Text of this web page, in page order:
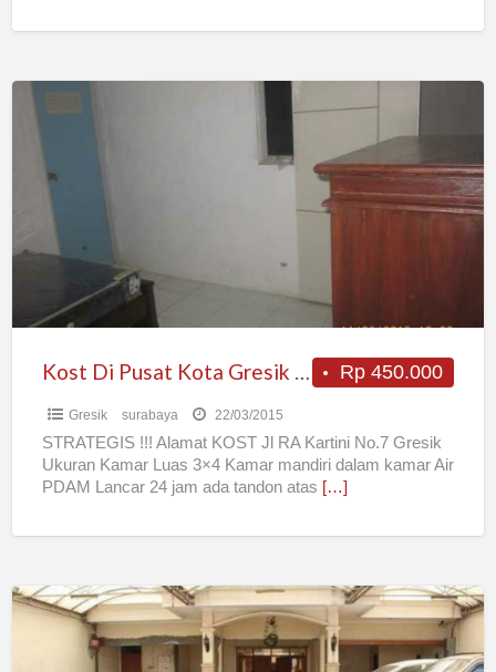
Kost
Kota
Gresik
Rp 450.000
Kost Di Pusat Kota Gresik 0 Jalan
Gresik surabaya 22/03/2015
STRATEGIS !!! Alamat KOST Jl RA Kartini No.7 Gresik
Ukuran Kamar Luas 3×4 Kamar mandiri dalam kamar Air
PDAM Lancar 24 jam ada tandon atas […]
Kost
Karyawan